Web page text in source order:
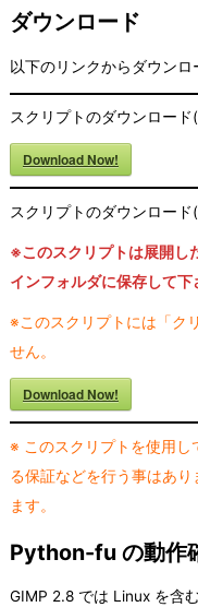
ダウンロード
以下のリンクからダウンロ
スクリプトのダウンロード
Download Now!
スクリプトのダウンロー
※このスクリプトは展開
インフォルダに保存して下
※このスクリプトには「ク
せん。
Download Now!
※ このスクリプトを使用し
る保証などを行う事はあ
ます。
Python-fu の動作
GIMP 2.8 では Linux を含